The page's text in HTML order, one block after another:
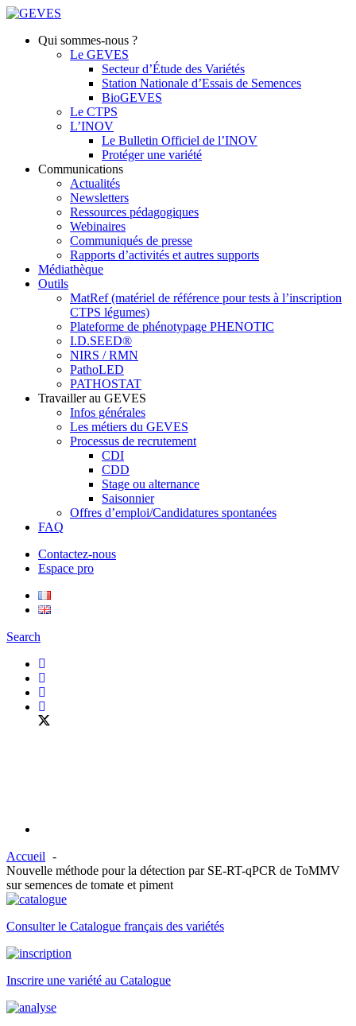
Qui sommes-nous ?
Le GEVES
Secteur d’Étude des Variétés
Station Nationale d’Essais de Semences
BioGEVES
Le CTPS
L’INOV
Le Bulletin Officiel de l’INOV
Protéger une variété
Communications
Actualités
Newsletters
Ressources pédagogiques
Webinaires
Communiqués de presse
Rapports d’activités et autres supports
Médiathèque
Outils
MatRef (matériel de référence pour tests à l’inscription
CTPS légumes)
Plateforme de phénotypage PHENOTIC
I.D.SEED®
NIRS / RMN
PathoLED
PATHOSTAT
Travailler au GEVES
Infos générales
Les métiers du GEVES
Processus de recrutement
CDI
CDD
Stage ou alternance
Saisonnier
Offres d’emploi/Candidatures spontanées
FAQ
Contactez-nous
Espace pro
Search
Accueil
Nouvelle méthode pour la détection par SE-RT-qPCR de ToMMV
sur semences de tomate et piment
Consulter le Catalogue français des variétés
Inscrire une variété au Catalogue